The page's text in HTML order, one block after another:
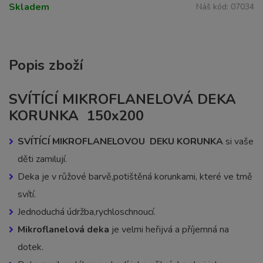
Skladem Náš kód: 07034
Popis zboží
SVÍTÍCÍ MIKROFLANELOVÁ DEKA
KORUNKA 150x200
SVÍTÍCÍ MIKROFLANELOVOU DEKU KORUNKA si vaše
děti zamilují.
Deka je v růžové barvě,potištěná korunkami, které ve tmě
svítí.
Jednoduchá údržba,rychloschnoucí.
Mikroflanelová deka je velmi heřijvá a příjemná na
dotek.